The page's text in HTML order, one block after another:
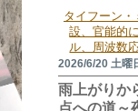
タイフーン
設、官能的
ル、周波数
2026/6/20 土曜
雨上がりか
点への道～